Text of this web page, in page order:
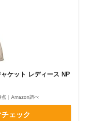
ケット レディース NP
｜Amazon調べ
ェック